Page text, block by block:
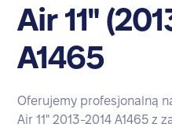
Air 11"
A1465
Oferujemy profesjonalną
Air 11" 2013-2014 A1465 z